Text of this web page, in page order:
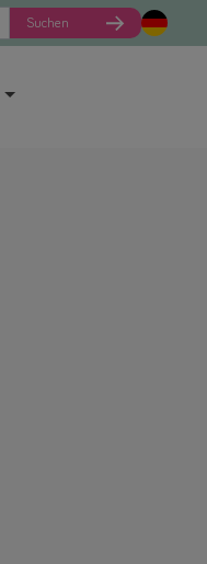
Suchen